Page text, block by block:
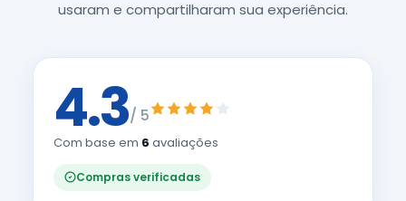
usaram e compartilharam sua experiência.
4.3/ 5
Com base em 6 avaliações
Compras verificadas